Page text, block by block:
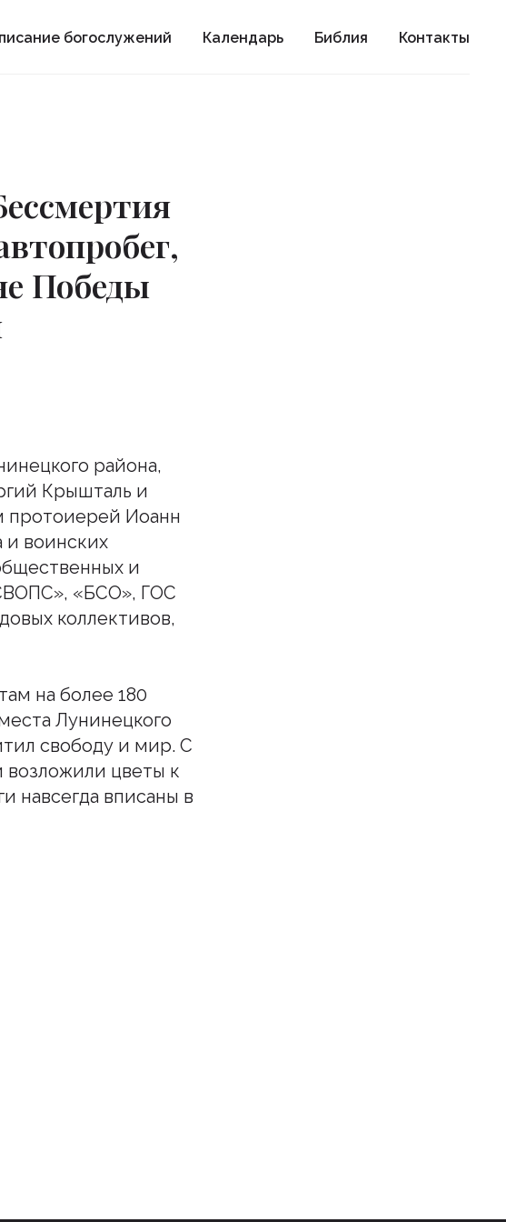
богослужений Календарь Библия Контакты
Победы
района,
Крышталь и
протоиерей Иоанн
и воинских
и
«БСО», ГОС
коллективов,
на более 180
Лунинецкого
свободу и мир. С
возложили цветы к
навсегда вписаны в